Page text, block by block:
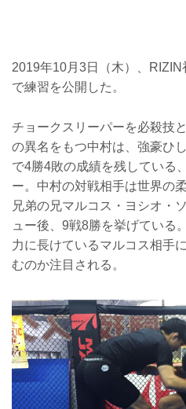
2019年10月3日（木）、
で練習を公開した。
チョークスリーパーを必殺技
の異名をもつ中村は、強豪ひ
で4勝4敗の成績を残している
ー。中村の対戦相手は世界の
兄弟の兄マルコス・ヨシオ・
ュー後、9戦8勝を挙げている
力に長けているマルコス相手
むのか注目される。